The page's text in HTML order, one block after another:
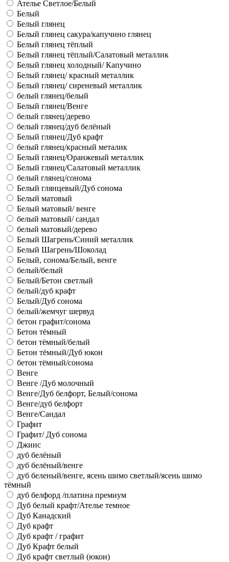
Ателье Светлое/Белый
Белый
Белый глянец
Белый глянец сакура/капучино глянец
Белый глянец тёплый
Белый глянец тёплый/Салатовый металлик
Белый глянец холодный/ Капучино
Белый глянец/ красный металлик
Белый глянец/ сиреневый металлик
белый глянец/белый
Белый глянец/Венге
белый глянец/дерево
белый глянец/дуб белёный
Белый глянец/Дуб крафт
белый глянец/красный металик
Белый глянец/Оранжевый металлик
Белый глянец/Салатовый металлик
белый глянец/сонома
Белый глянцевый/Дуб сонома
Белый матовый
Белый матовый/ венге
белый матовый/ сандал
белый матовый/дерево
Белый Шагрень/Синий металлик
Белый Шагрень/Шоколад
Белый, сонома/Белый, венге
белый/белый
Белый/Бетон светлый
белый/дуб крафт
Белый/Дуб сонома
белый/жемчуг шервуд
бетон графит/сонома
Бетон тёмный
бетон тёмный/белый
Бетон тёмный/Дуб юкон
бетон тёмный/сонома
Венге
Венге /Дуб молочный
Венге/Дуб белфорт, Белый/сонома
Венге/дуб белфорт
Венге/Сандал
Графит
Графит/ Дуб сонома
Джинс
дуб белёный
дуб белёный/венге
дуб беленый/венге, ясень шимо светлый/ясень шимо
тёмный
дуб белфорд /платина премиум
Дуб белый крафт/Ателье темное
Дуб Канадский
Дуб крафт
Дуб крафт / графит
Дуб Крафт белый
Дуб крафт светлый (юкон)